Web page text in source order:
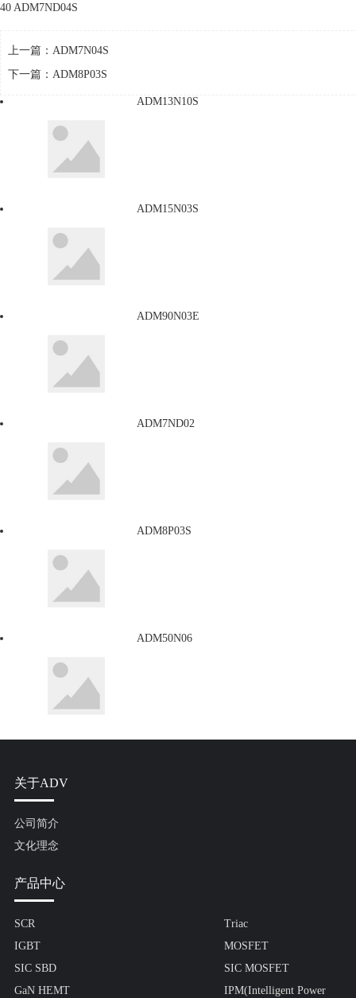
40 ADM7ND04S
上一篇： ADM7N04S
下一篇： ADM8P03S
ADM13N10S
ADM15N03S
ADM90N03E
ADM7ND02
ADM8P03S
ADM50N06
关于ADV
公司简介
文化理念
产品中心
SCR
Triac
IGBT
MOSFET
SIC SBD
SIC MOSFET
GaN HEMT
IPM(Intelligent Power